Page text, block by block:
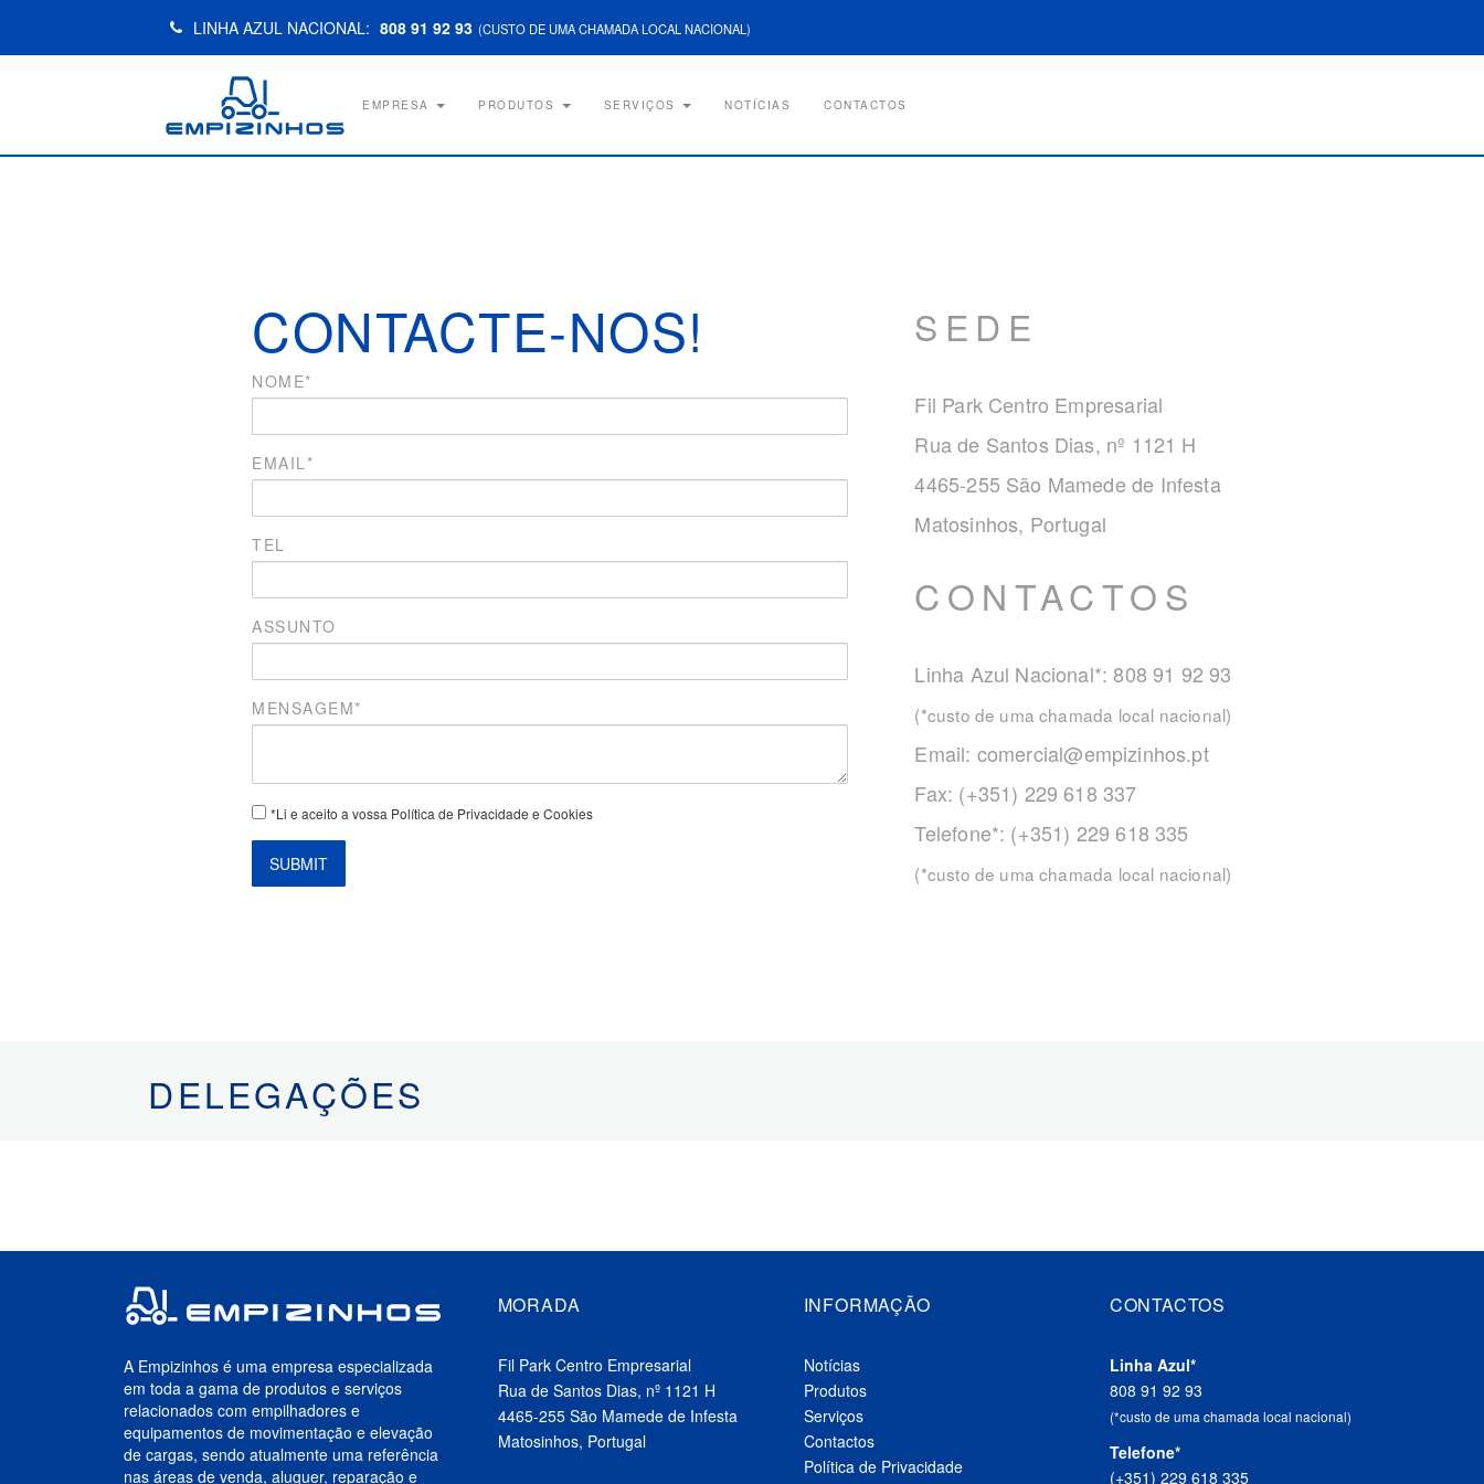
LINHA AZUL NACIONAL: 808 91 92 93 (CUSTO DE UMA CHAMADA LOCAL NACIONAL)
EMPRESA PRODUTOS SERVIÇOS NOTÍCIAS CONTACTOS
CONTACTE-NOS!
NOME*
EMAIL*
TEL
ASSUNTO
MENSAGEM*
*Li e aceito a vossa Política de Privacidade e Cookies
SUBMIT
SEDE
Fil Park Centro Empresarial
Rua de Santos Dias, nº 1121 H
4465-255 São Mamede de Infesta
Matosinhos, Portugal
CONTACTOS
Linha Azul Nacional*: 808 91 92 93
(*custo de uma chamada local nacional)
Email: comercial@empizinhos.pt
Fax: (+351) 229 618 337
Telefone*: (+351) 229 618 335
(*custo de uma chamada local nacional)
DELEGAÇÕES
A Empizinhos é uma empresa especializada
em toda a gama de produtos e serviços
relacionados com empilhadores e
equipamentos de movimentação e elevação
de cargas, sendo atualmente uma referência
nas áreas de venda, aluguer, reparação e
MORADA
Fil Park Centro Empresarial
Rua de Santos Dias, nº 1121 H
4465-255 São Mamede de Infesta
Matosinhos, Portugal
INFORMAÇÃO
Notícias
Produtos
Serviços
Contactos
Política de Privacidade
CONTACTOS
Linha Azul*
808 91 92 93
(*custo de uma chamada local nacional)
Telefone*
(+351) 229 618 335